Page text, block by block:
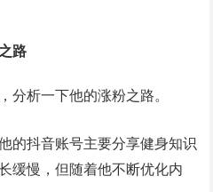
路
分析一下他的涨粉之路。
的抖音账号主要分享健身知识
缓慢，但随着他不断优化内